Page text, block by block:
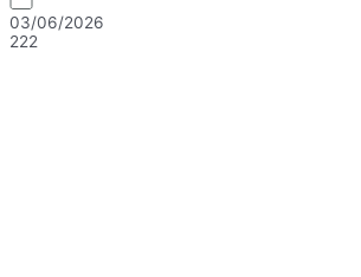
03/06/2026
222